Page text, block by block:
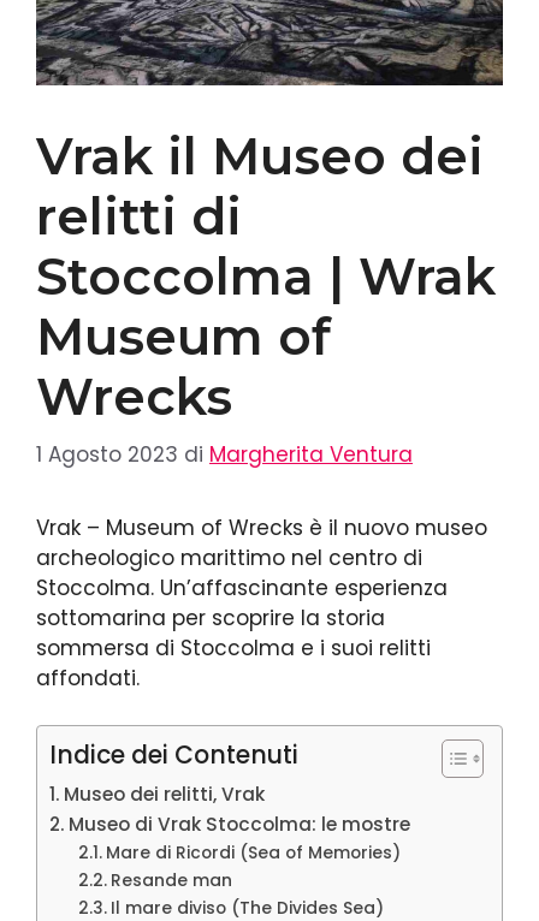
Vrak il Museo dei
relitti di
Stoccolma | Wrak
Museum of
Wrecks
1 Agosto 2023 di Margherita Ventura
Vrak – Museum of Wrecks è il nuovo museo
archeologico marittimo nel centro di
Stoccolma. Un’affascinante esperienza
sottomarina per scoprire la storia
sommersa di Stoccolma e i suoi relitti
affondati.
Indice dei Contenuti
Museo dei relitti, Vrak
Museo di Vrak Stoccolma: le mostre
Mare di Ricordi (Sea of Memories)
Resande man
Il mare diviso (The Divides Sea)